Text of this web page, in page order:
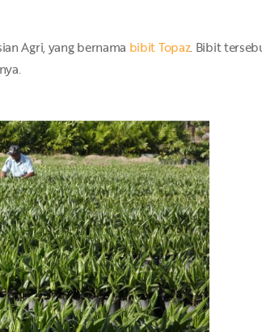
Agri, yang bernama bibit Topaz. Bibit